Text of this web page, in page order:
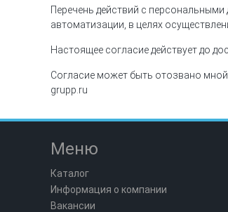
Перечень действий с
автоматизации, в целях
Настоящее согласие действует до
Согласие может быть отозвано
grupp.ru
Меню
Каталог
Информация о компании
Вакансии